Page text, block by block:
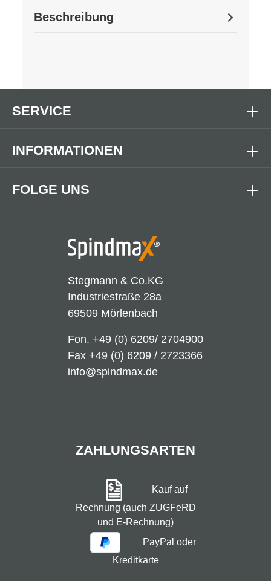
Beschreibung
Stegmann & Co.KG
Industriestraße 28a
69509 Mörlenbach
Fon. +49 (0) 6209/ 2704900
Fax +49 (0) 6209 / 2723366
info@spindmax.de
FOLGE UNS
SERVICE
INFORMATIONEN
ZAHLUNGSARTEN
Kauf auf
Rechnung (auch ZUGFeRD
und E-Rechnung)
PayPal oder
Kreditkarte